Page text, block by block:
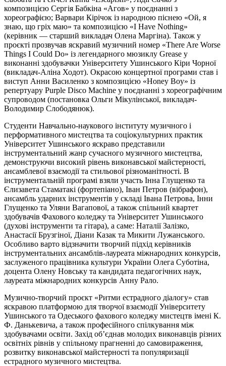
композицією Сергія Бабкіна «Агов» у поєднанні з
хореографією; Варвари Кірічок із народною піснею «Ой, я
знаю, що гріх маю» та композицією «I Have Nothing»
(керівник — старший викладач Олена Маргіна). Також у
проєкті прозвучав яскравий музичний номер «There Are Worse
Things I Could Do» із легендарного мюзиклу Grease у
виконанні здобувачки Університету Ушинського Кіри Чорної
(викладач-Аліна Ходот). Окрасою концертної програми став і
виступ Анни Василенко з композицією «Honey Boy» із
репертуару Purple Disco Machine у поєднанні з хореографічним
супроводом (постановка Ольги Мікулінської, викладач-
Володимир Слободянюк).
Студенти Навчально-наукового інституту музичного і
перформативного мистецтва та соціокультурних практик
Університет Ушинського яскраво представили
інструментальний жанр сучасного музичного мистецтва,
демонструючи високий рівень виконавської майстерності,
ансамблевої взаємодії та стильової різноманітності. В
інструментальній програмі взяли участь Інна Глущенко та
Єлизавета Стаматакі (фортепіано), Іван Петров (вібрафон),
ансамбль ударних інструментів у складі Івана Петрова, Інни
Глущенко та Уляни Вагапової, а також спільний квартет
здобувачів Фахового коледжу та Університет Ушинського
(духові інструменти та гітара), а саме: Наталії Залізко,
Анастасії Брузгіної, Діани Казак та Микити Лужанського.
Особливо варто відзначити творчий підхід керівників
інструментальних ансамблів-лауреата міжнародних конкурсів,
заслуженого працівника культури України Олега Суботіна,
доцента Олену Новську та кандидата педагогічних наук,
лауреата міжнародних конкурсів Анну Рало.
Музично-творчий проєкт «Ритми естрадного діалогу» став
яскравою платформою для творчої взаємодії Університету
Ушинського та Одеського фахового коледжу мистецтв імені К.
Ф. Данькевича, а також професійного спілкування між
здобувачами освіти. Захід об’єднав молодих виконавців різних
освітніх рівнів у спільному прагненні до самовираження,
розвитку виконавської майстерності та популяризації
естрадного музичного мистецтва.